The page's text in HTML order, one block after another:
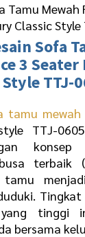
Tamu Mewah
Classic
Sofa
3
Style TTJ-
tamu mewah
TTJ-
konsep
busa
tamu
tinggi
bersama